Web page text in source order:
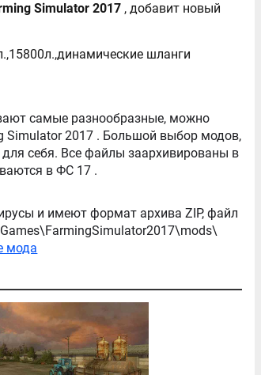
Прицеп 2 ПТС 4 V 2.0 для Farming Simulator 2017 , добавит новый
шланги
выбор модов,
себя. Все файлы заархивированы в
архив, легко распаковываются, и легко устанавливаются в ФС 17 .
и имеют формат архива ZIP, файл
мода